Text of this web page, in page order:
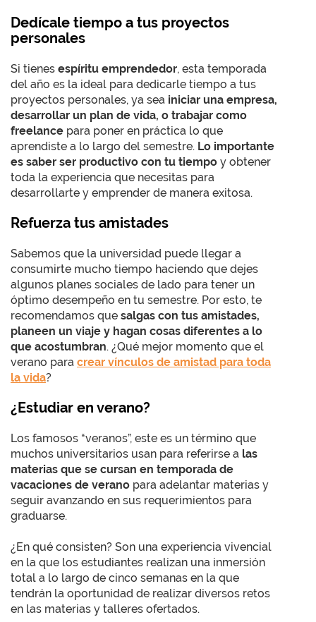
Dedícale tiempo a tus proyectos
personales
Si tienes espíritu emprendedor, esta temporada
del año es la ideal para dedicarle tiempo a tus
proyectos personales, ya sea iniciar una empresa,
desarrollar un plan de vida, o trabajar como
freelance para poner en práctica lo que
aprendiste a lo largo del semestre. Lo importante
es saber ser productivo con tu tiempo y obtener
toda la experiencia que necesitas para
desarrollarte y emprender de manera exitosa.
Refuerza tus amistades
Sabemos que la universidad puede llegar a
consumirte mucho tiempo haciendo que dejes
algunos planes sociales de lado para tener un
óptimo desempeño en tu semestre. Por esto, te
recomendamos que salgas con tus amistades,
planeen un viaje y hagan cosas diferentes a lo
que acostumbran. ¿Qué mejor momento que el
verano para crear vínculos de amistad para toda
la vida?
¿Estudiar en verano?
Los famosos “veranos”, este es un término que
muchos universitarios usan para referirse a las
materias que se cursan en temporada de
vacaciones de verano para adelantar materias y
seguir avanzando en sus requerimientos para
graduarse.
¿En qué consisten? Son una experiencia vivencial
en la que los estudiantes realizan una inmersión
total a lo largo de cinco semanas en la que
tendrán la oportunidad de realizar diversos retos
en las materias y talleres ofertados.